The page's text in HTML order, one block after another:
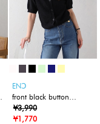
ENↃ
front black button
summer knit cardigan /
フロントブラックボタン
¥3,990
¥1,770